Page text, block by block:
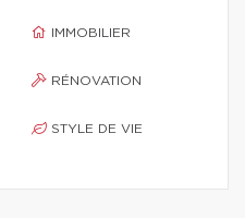
IMMOBILIER
RÉNOVATION
STYLE DE VIE